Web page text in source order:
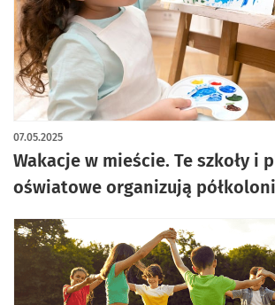
Wakacje w mieście. Te szkoły i
oświatowe organizują
07.05.2025